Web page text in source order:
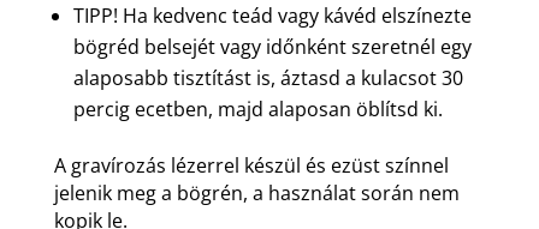
TIPP! Ha kedvenc teád vagy kávéd elszínezte
bögréd belsejét vagy időnként szeretnél egy
alaposabb tisztítást is, áztasd a kulacsot 30
percig ecetben, majd alaposan öblítsd ki.
A gravírozás lézerrel készül és ezüst színnel
jelenik meg a bögrén, a használat során nem
kopik le.